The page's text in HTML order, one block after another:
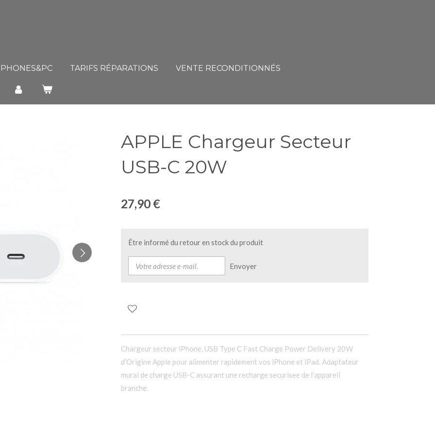
TARIFS RÉPARATIONS VENTE RECONDITIONNÉS
APPLE Chargeur Secteur
USB-C 20W
27,90 €
Être informé du retour en stock du produit
Envoyer
Chargeur secteur iPhone, USB Type C Fast Charge Power Delivery 20W
d’Origine Apple pour alimenter rapidement vos iPhone et iPad. Adaptateur
mural de charge USB-C assurant une recharge securisee de l’appareil
branche.